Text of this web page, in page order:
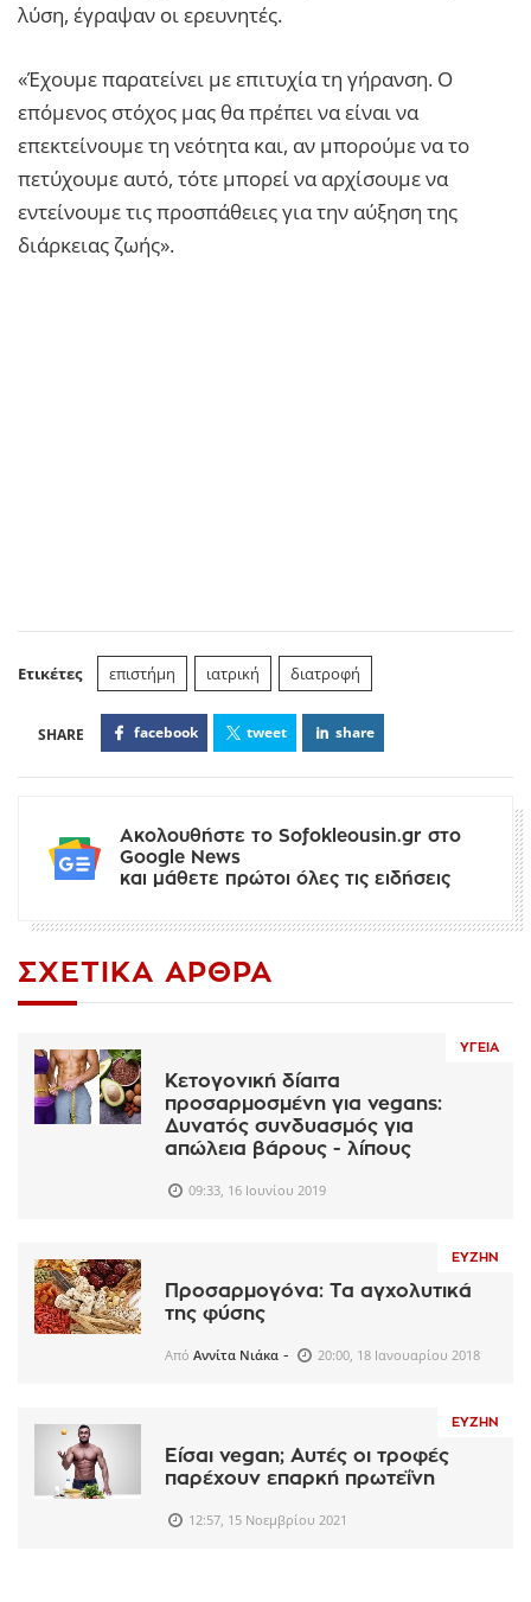
λύση, έγραψαν οι ερευνητές.
«Έχουμε παρατείνει με επιτυχία τη γήρανση. Ο
επόμενος στόχος μας θα πρέπει να είναι να
επεκτείνουμε τη νεότητα και, αν μπορούμε να το
πετύχουμε αυτό, τότε μπορεί να αρχίσουμε να
εντείνουμε τις προσπάθειες για την αύξηση της
διάρκειας ζωής».
Ετικέτες επιστήμη ιατρική διατροφή
facebook tweet share
Ακολουθήστε το Sofokleousin.gr στο
Google News
και μάθετε πρώτοι όλες τις ειδήσεις
ΣΧΕΤΙΚΆ ΆΡΘΡΑ
ΥΓΕΊΑ
Κετογονική δίαιτα
προσαρμοσμένη για vegans:
Δυνατός συνδυασμός για
απώλεια βάρους - λίπους
09:33, 16 Ιουνίου 2019
ΕΥΖΗΝ
Προσαρμογόνα: Τα αγχολυτικά
της φύσης
Από Αννίτα Νιάκα- 20:00, 18 Ιανουαρίου 2018
ΕΥΖΗΝ
Είσαι vegan; Αυτές οι τροφές
παρέχουν επαρκή πρωτεΐνη
12:57, 15 Νοεμβρίου 2021